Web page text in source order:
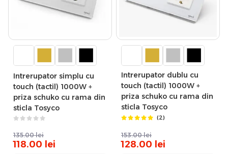
Intrerupator simplu cu
touch (tactil) 1000W +
priza schuko cu rama din
sticla Tosyco
135.00 lei
118.00 lei
Intrerupator dublu cu
touch (tactil) 1000W +
priza schuko cu rama din
sticla Tosyco
(2)
153.00 lei
128.00 lei